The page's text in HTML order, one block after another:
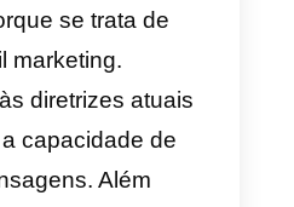
plataformas que
tarefas de